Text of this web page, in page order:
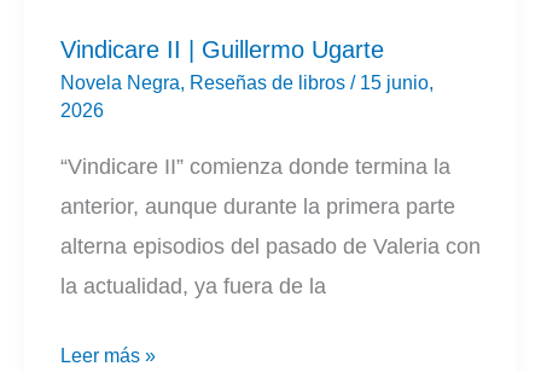
Vindicare II | Guillermo Ugarte
Novela Negra, Reseñas de libros / 15 junio,
2026
“Vindicare II” comienza donde termina la
anterior, aunque durante la primera parte
alterna episodios del pasado de Valeria con
la actualidad, ya fuera de la
Vindicare
Leer más »